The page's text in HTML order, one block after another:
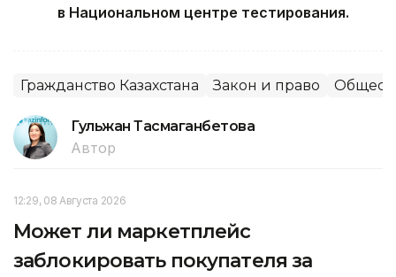
в Национальном центре тестирования.
Гражданство Казахстана Закон и право
Гульжан Тасмаганбетова
Автор
12:29, 08 Августа 2026
Может ли маркетплейс
заблокировать покупателя за